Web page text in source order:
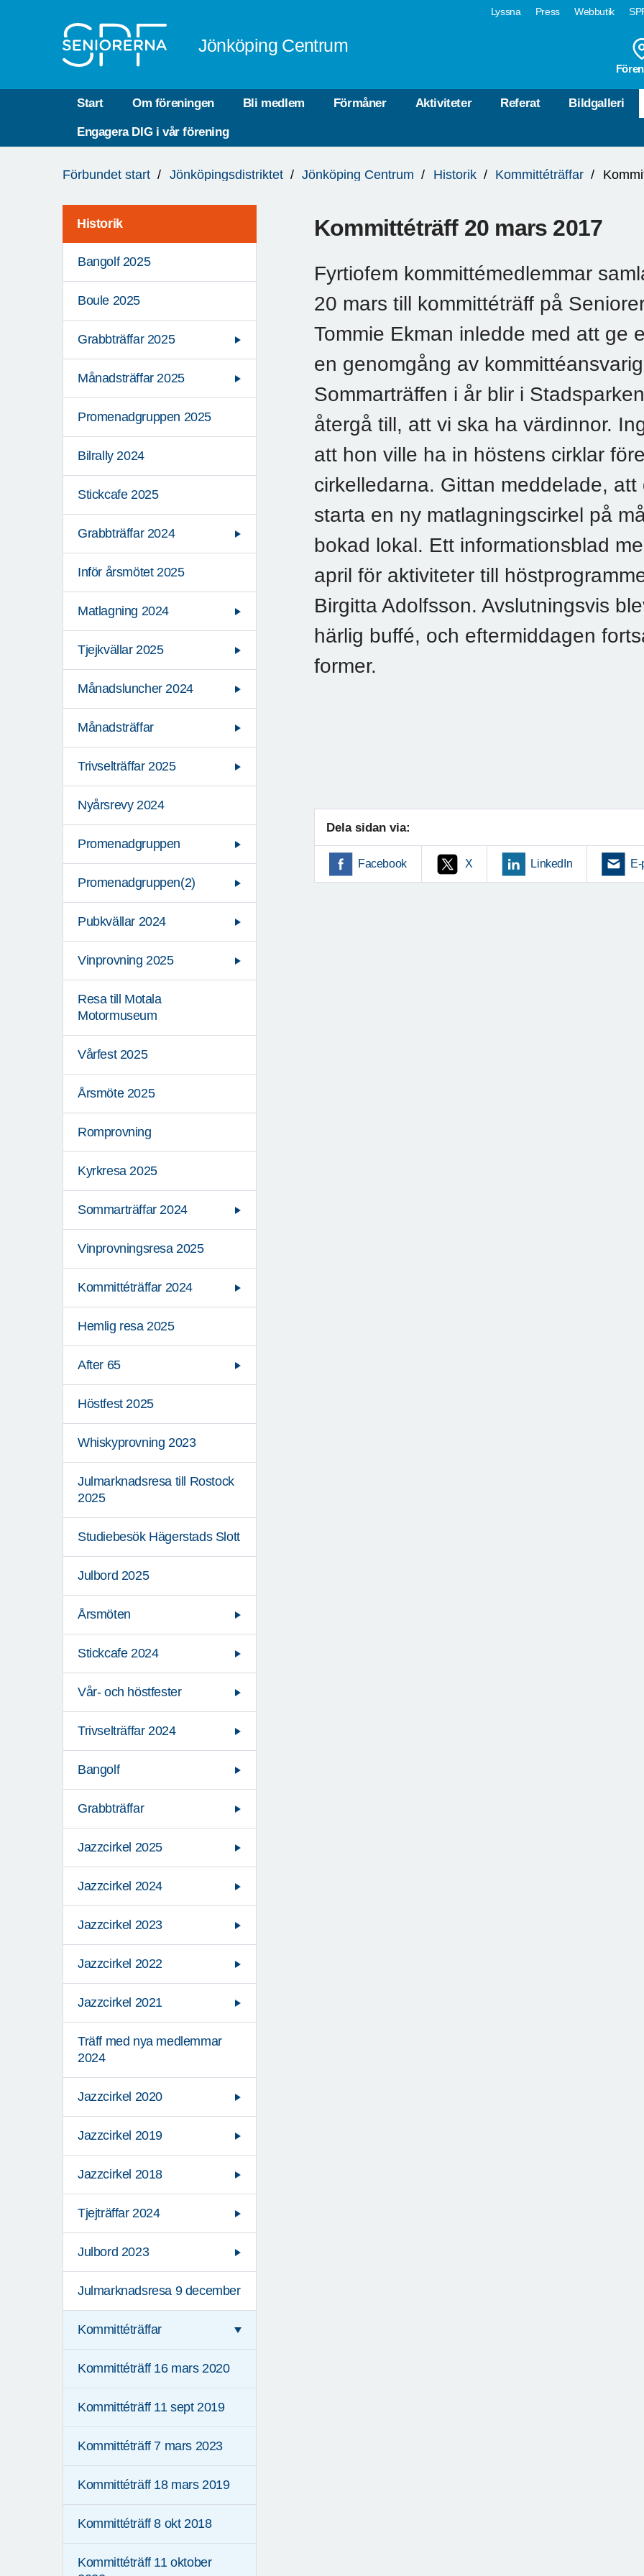
Lyssna Press Webbutik
Jönköping Centrum
Start Om föreningen Bli medlem Förmåner Aktiviteter Referat Bildgalleri
Engagera DIG i vår förening
är
Förbundet start Jönköpingsdistriktet Jönköping Centrum Historik Kommittéträffar
Historik
Bangolf 2025
Boule 2025
Grabbträffar 2025
Månadsträffar 2025
Promenadgruppen 2025
Bilrally 2024
Stickcafe 2025
Grabbträffar 2024
Inför årsmötet 2025
Matlagning 2024
Tjejkvällar 2025
Månadsluncher 2024
Månadsträffar
Trivselträffar 2025
Nyårsrevy 2024
Promenadgruppen
Promenadgruppen(2)
Pubkvällar 2024
Vinprovning 2025
Resa till Motala
Motormuseum
Vårfest 2025
Årsmöte 2025
Romprovning
Kyrkresa 2025
Sommarträffar 2024
Vinprovningsresa 2025
Kommittéträffar 2024
Hemlig resa 2025
After 65
Höstfest 2025
Whiskyprovning 2023
Julmarknadsresa till Rostock
2025
Studiebesök Hägerstads Slott
Julbord 2025
Årsmöten
Stickcafe 2024
Vår- och höstfester
Trivselträffar 2024
Bangolf
Grabbträffar
Jazzcirkel 2025
Jazzcirkel 2024
Jazzcirkel 2023
Jazzcirkel 2022
Jazzcirkel 2021
Träff med nya medlemmar
2024
Jazzcirkel 2020
Jazzcirkel 2019
Jazzcirkel 2018
Tjejträffar 2024
Julbord 2023
Julmarknadsresa 9 december
Kommittéträffar
Kommittéträff 16 mars 2020
Kommittéträff 11 sept 2019
Kommittéträff 7 mars 2023
Kommittéträff 18 mars 2019
Kommittéträff 8 okt 2018
Kommittéträff 11 oktober
Kommittéträff 20 mars 2017
Fyrtiofem kommittémedlemmar
20 mars till kommittéträff på
Tommie Ekman inledde med att ge
en genomgång av
Sommarträffen i år blir i
återgå till, att vi ska ha värdinnor.
att hon ville ha in höstens cirklar
cirkelledarna. Gittan meddelade,
starta en ny matlagningscirkel på
bokad lokal. Ett informationsblad
april för aktiviteter till
Birgitta Adolfsson. Avslutningsvis
härlig buffé, och eftermiddagen
former.
Dela sidan via:
Facebook X LinkedIn